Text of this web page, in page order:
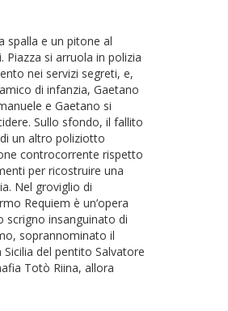
spalla e un pitone al
Piazza si arruola in polizia
nei servizi segreti, e,
di infanzia, Gaetano
e Gaetano si
Sullo sfondo, il fallito
un altro poliziotto
controcorrente rispetto
per ricostruire una
Nel groviglio di
Requiem è un’opera
scrigno insanguinato di
soprannominato il
del pentito Salvatore
Totò Riina, allora